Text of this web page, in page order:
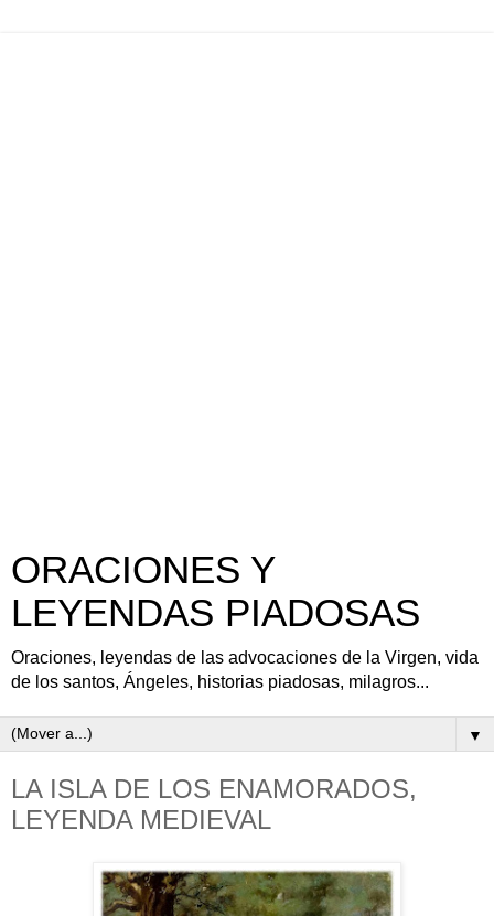
ORACIONES Y
LEYENDAS PIADOSAS
Oraciones, leyendas de las advocaciones de la Virgen, vida
de los santos, Ángeles, historias piadosas, milagros...
▼
LA ISLA DE LOS ENAMORADOS,
LEYENDA MEDIEVAL